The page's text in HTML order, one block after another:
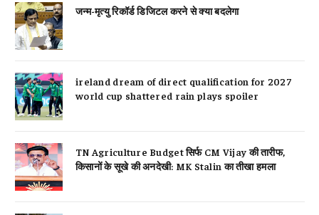
जन्म-मृत्यु रिकॉर्ड डिजिटल करने से क्या बदलेगा
ireland dream of direct qualification for 2027
world cup shattered rain plays spoiler
TN Agriculture Budget सिर्फ CM Vijay की तारीफ,
किसानों के सूखे की अनदेखी: MK Stalin का तीखा हमला